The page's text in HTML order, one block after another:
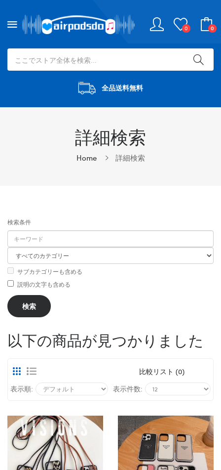
0 0
全品送料無料
詳細検索
Home 詳細検索
検索条件
サブカテゴリーも含める
説明の文字も含める
以下の商品が見つかりました
比較リスト (0)
表示順:
表示件数: